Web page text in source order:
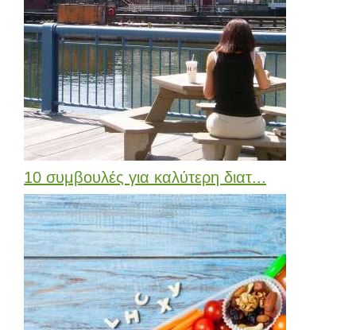
10 συμβουλές για καλύτερη διατ...